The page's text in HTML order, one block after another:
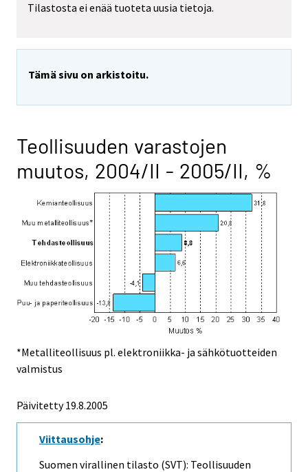
Tilastosta ei enää tuoteta uusia tietoja.
Tämä sivu on arkistoitu.
Teollisuuden varastojen
muutos, 2004/II - 2005/II, %
*Metalliteollisuus pl. elektroniikka- ja sähkötuotteiden
valmistus
Päivitetty19.8.2005
Viittausohje:
Suomen virallinen tilasto (SVT): Teollisuuden